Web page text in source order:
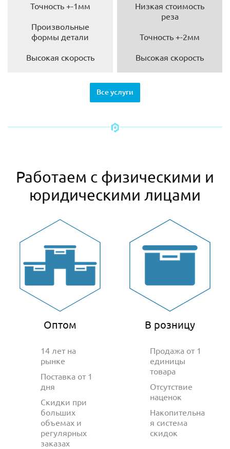
Точность +-1мм
Произвольные
формы детали
Высокая скорость
Низкая стоимость
реза
Точность +-2мм
Высокая скорость
Все услуги
Работаем с физическими и
юридическими лицами
Оптом
14 лет на
рынке
Поставка от 1
дня
Скидки при
больших
объемах и
регулярных
заказах
В розницу
Продажа от 1
единицы
товара
Отсутствие
наценок
Накопительна
я система
скидок